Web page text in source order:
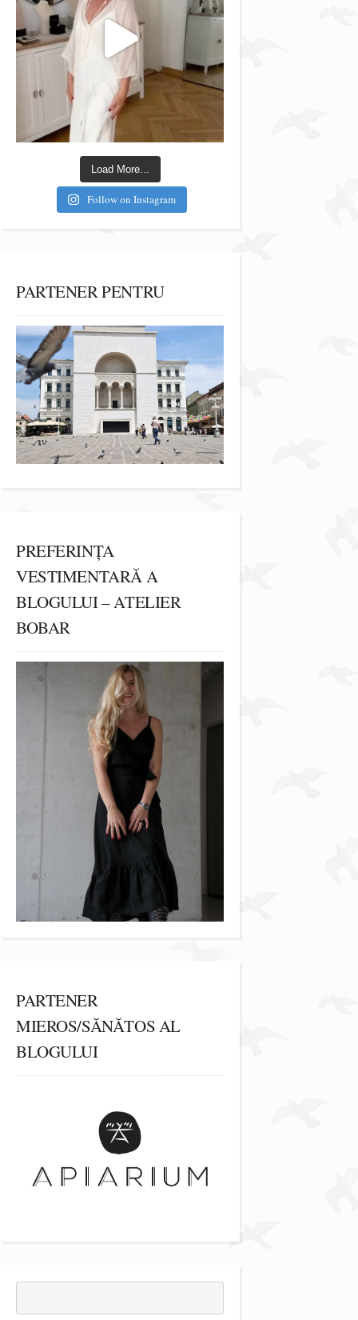
Load More...
Follow on Instagram
PARTENER PENTRU
PREFERINȚA
VESTIMENTARĂ A
BLOGULUI – ATELIER
BOBAR
PARTENER
MIEROS/SĂNĂTOS AL
BLOGULUI